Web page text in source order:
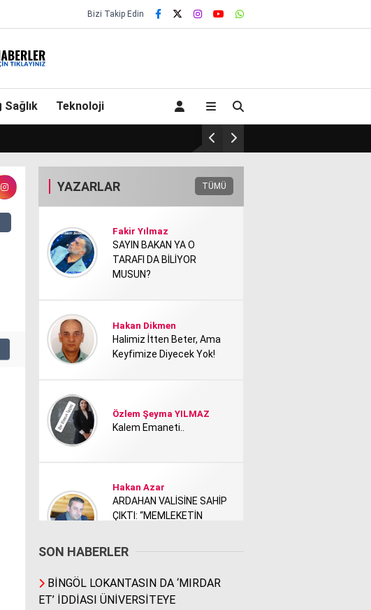
Bizi Takip Edin
Sağlık Teknoloji
YAZARLAR TÜMÜ
Fakir Yılmaz
SAYIN BAKAN YA O
TARAFI DA BİLİYOR
MUSUN?
Hakan Dikmen
Halimiz İtten Beter, Ama
Keyfimize Diyecek Yok!
Özlem Şeyma YILMAZ
Kalem Emaneti..
Hakan Azar
ARDAHAN VALİSİNE SAHİP
ÇIKTI: “MEMLEKETİN
RAHATSIZ ETTİ?”
Rodi Baz
SON HABERLER
BİNGÖL LOKANTASIN DA ‘MIRDAR
ET’ İDDİASI ÜNİVERSİTEYE